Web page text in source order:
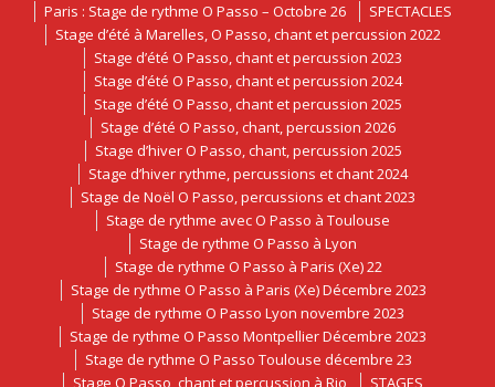
Paris : Stage de rythme O Passo – Octobre 26
SPECTACLES
Stage d’été à Marelles, O Passo, chant et percussion 2022
Stage d’été O Passo, chant et percussion 2023
Stage d’été O Passo, chant et percussion 2024
Stage d’été O Passo, chant et percussion 2025
Stage d’été O Passo, chant, percussion 2026
Stage d’hiver O Passo, chant, percussion 2025
Stage d’hiver rythme, percussions et chant 2024
Stage de Noël O Passo, percussions et chant 2023
Stage de rythme avec O Passo à Toulouse
Stage de rythme O Passo à Lyon
Stage de rythme O Passo à Paris (Xe) 22
Stage de rythme O Passo à Paris (Xe) Décembre 2023
Stage de rythme O Passo Lyon novembre 2023
Stage de rythme O Passo Montpellier Décembre 2023
Stage de rythme O Passo Toulouse décembre 23
Stage O Passo, chant et percussion à Rio
STAGES